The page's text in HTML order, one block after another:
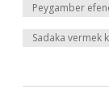
Peygamber
Sadaka vermek